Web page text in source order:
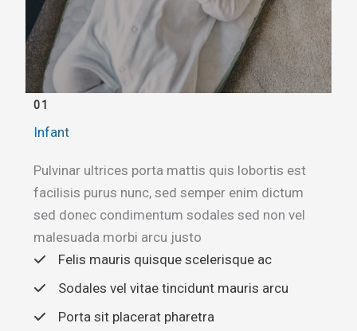
01
Infant
Pulvinar ultrices porta mattis quis lobortis est
facilisis purus nunc, sed semper enim dictum
sed donec condimentum sodales sed non vel
malesuada morbi arcu justo
Felis mauris quisque scelerisque ac
Sodales vel vitae tincidunt mauris arcu
Porta sit placerat pharetra